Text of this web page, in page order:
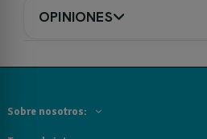
OPINIONES
Sobre nosotros: